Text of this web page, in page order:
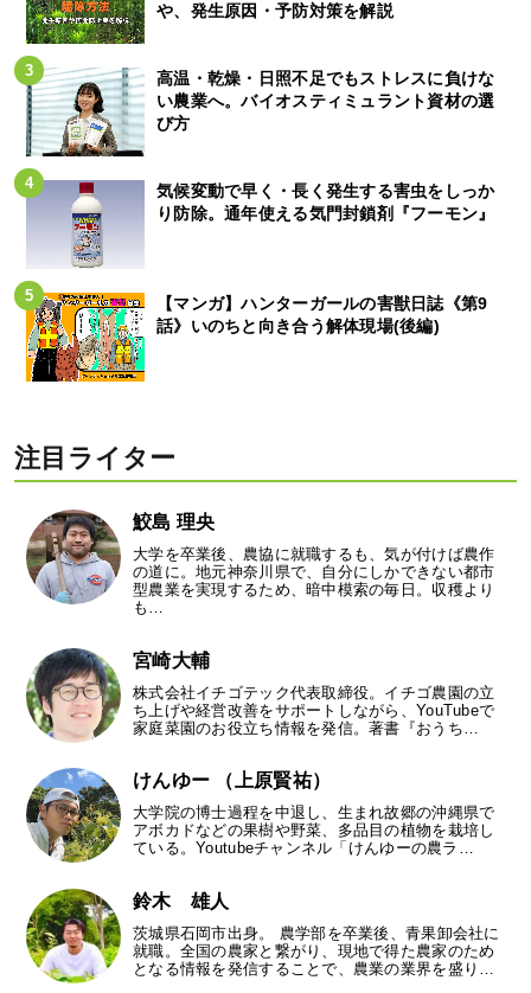
や、発生原因・予防対策を解説
高温・乾燥・日照不足でもストレスに負けな
い農業へ。バイオスティミュラント資材の選
び方
気候変動で早く・長く発生する害虫をしっか
り防除。通年使える気門封鎖剤『フーモン』
【マンガ】ハンターガールの害獣日誌《第9
話》いのちと向き合う解体現場(後編)
注目ライター
鮫島 理央
大学を卒業後、農協に就職するも、気が付けば農作
の道に。地元神奈川県で、自分にしかできない都市
型農業を実現するため、暗中模索の毎日。収穫より
も…
宮崎大輔
株式会社イチゴテック代表取締役。イチゴ農園の立
ち上げや経営改善をサポートしながら、YouTubeで
家庭菜園のお役立ち情報を発信。著書『おうち…
けんゆー （上原賢祐）
大学院の博士過程を中退し、生まれ故郷の沖縄県で
アボカドなどの果樹や野菜、多品目の植物を栽培し
ている。Youtubeチャンネル「けんゆーの農ラ…
鈴木 雄人
茨城県石岡市出身。 農学部を卒業後、青果卸会社に
就職。全国の農家と繋がり、現地で得た農家のため
となる情報を発信することで、農業の業界を盛り…